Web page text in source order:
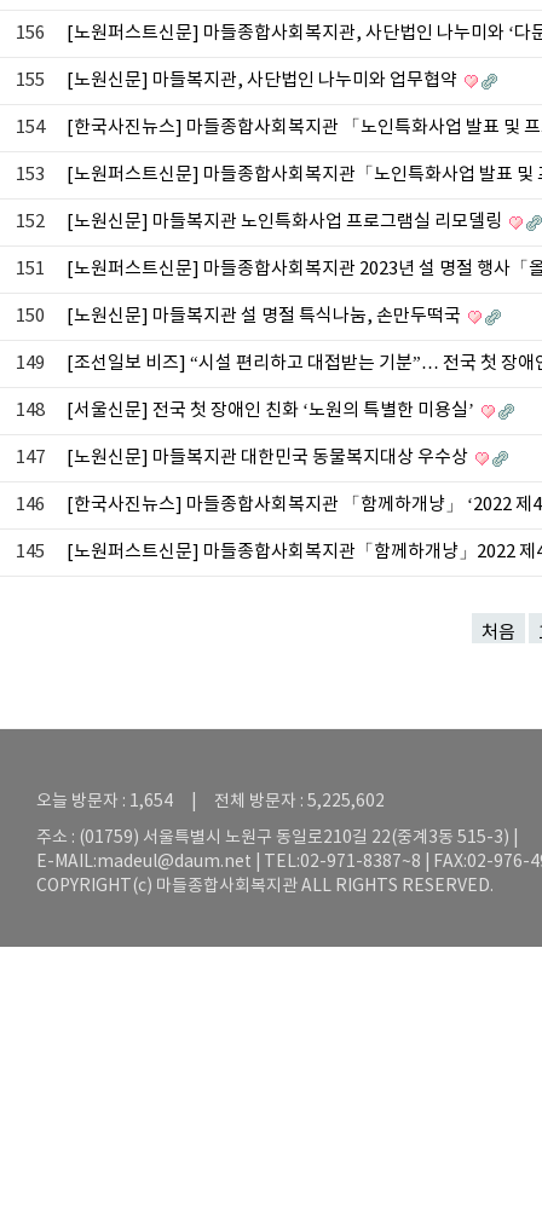
156 [노원퍼스트신문] 마들종합사회복지관, 사단법인 나누미와 ‘
155 [노원신문] 마들복지관, 사단법인 나누미와 업무협약
154 [한국사진뉴스] 마들종합사회복지관 「노인특화사업 발표 및
153 [노원퍼스트신문] 마들종합사회복지관「노인특화사업 발표
152 [노원신문] 마들복지관 노인특화사업 프로그램실 리모델링
151 [노원퍼스트신문] 마들종합사회복지관 2023년 설 명절 행사「
150 [노원신문] 마들복지관 설 명절 특식나눔, 손만두떡국
149 [조선일보 비즈] “시설 편리하고 대접받는 기분”… 전국 첫 장
148 [서울신문] 전국 첫 장애인 친화 ‘노원의 특별한 미용실’
147 [노원신문] 마들복지관 대한민국 동물복지대상 우수상
146 [한국사진뉴스] 마들종합사회복지관 「함께하개냥」 ‘2022 제
145 [노원퍼스트신문] 마들종합사회복지관「함께하개냥」2022
처음
오늘 방문자 : 1,654 | 전체 방문자 : 5,225,602
주소 : (01759) 서울특별시 노원구 동일로210길 22(중계3동 515-3) |
E-MAIL:madeul@daum.net | TEL:02-971-8387~8 | FAX:02-976-
COPYRIGHT(c) 마들종합사회복지관 ALL RIGHTS RESERVED.